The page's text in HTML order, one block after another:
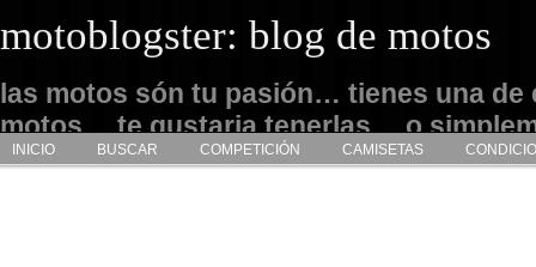
motoblogster: blog de motos
las motos són tu pasión… tienes una de
motos… te gustaria tenerlas… o
admirarlas… este es tu sitio
INICIO BUSCAR COMPETICIÓN CAMISETAS